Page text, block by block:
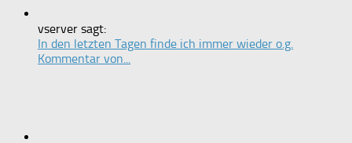
vserver sagt:
In den letzten Tagen finde ich immer wieder o.g.
Kommentar von...